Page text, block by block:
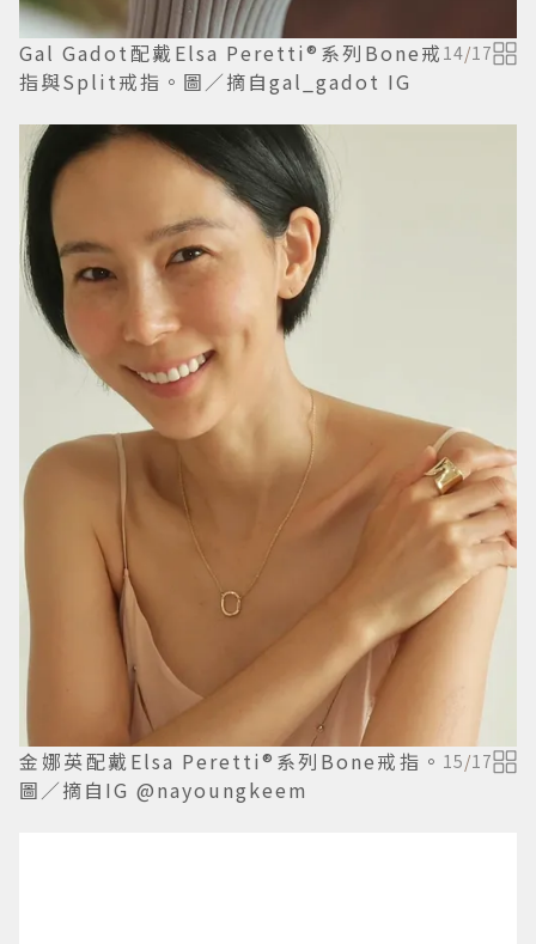
Gal Gadot配戴Elsa Peretti®系列Bone戒
指與Split戒指。圖／摘自gal_gadot IG
14/17
金娜英配戴Elsa Peretti®系列Bone戒指。
圖／摘自IG @nayoungkeem
15/17